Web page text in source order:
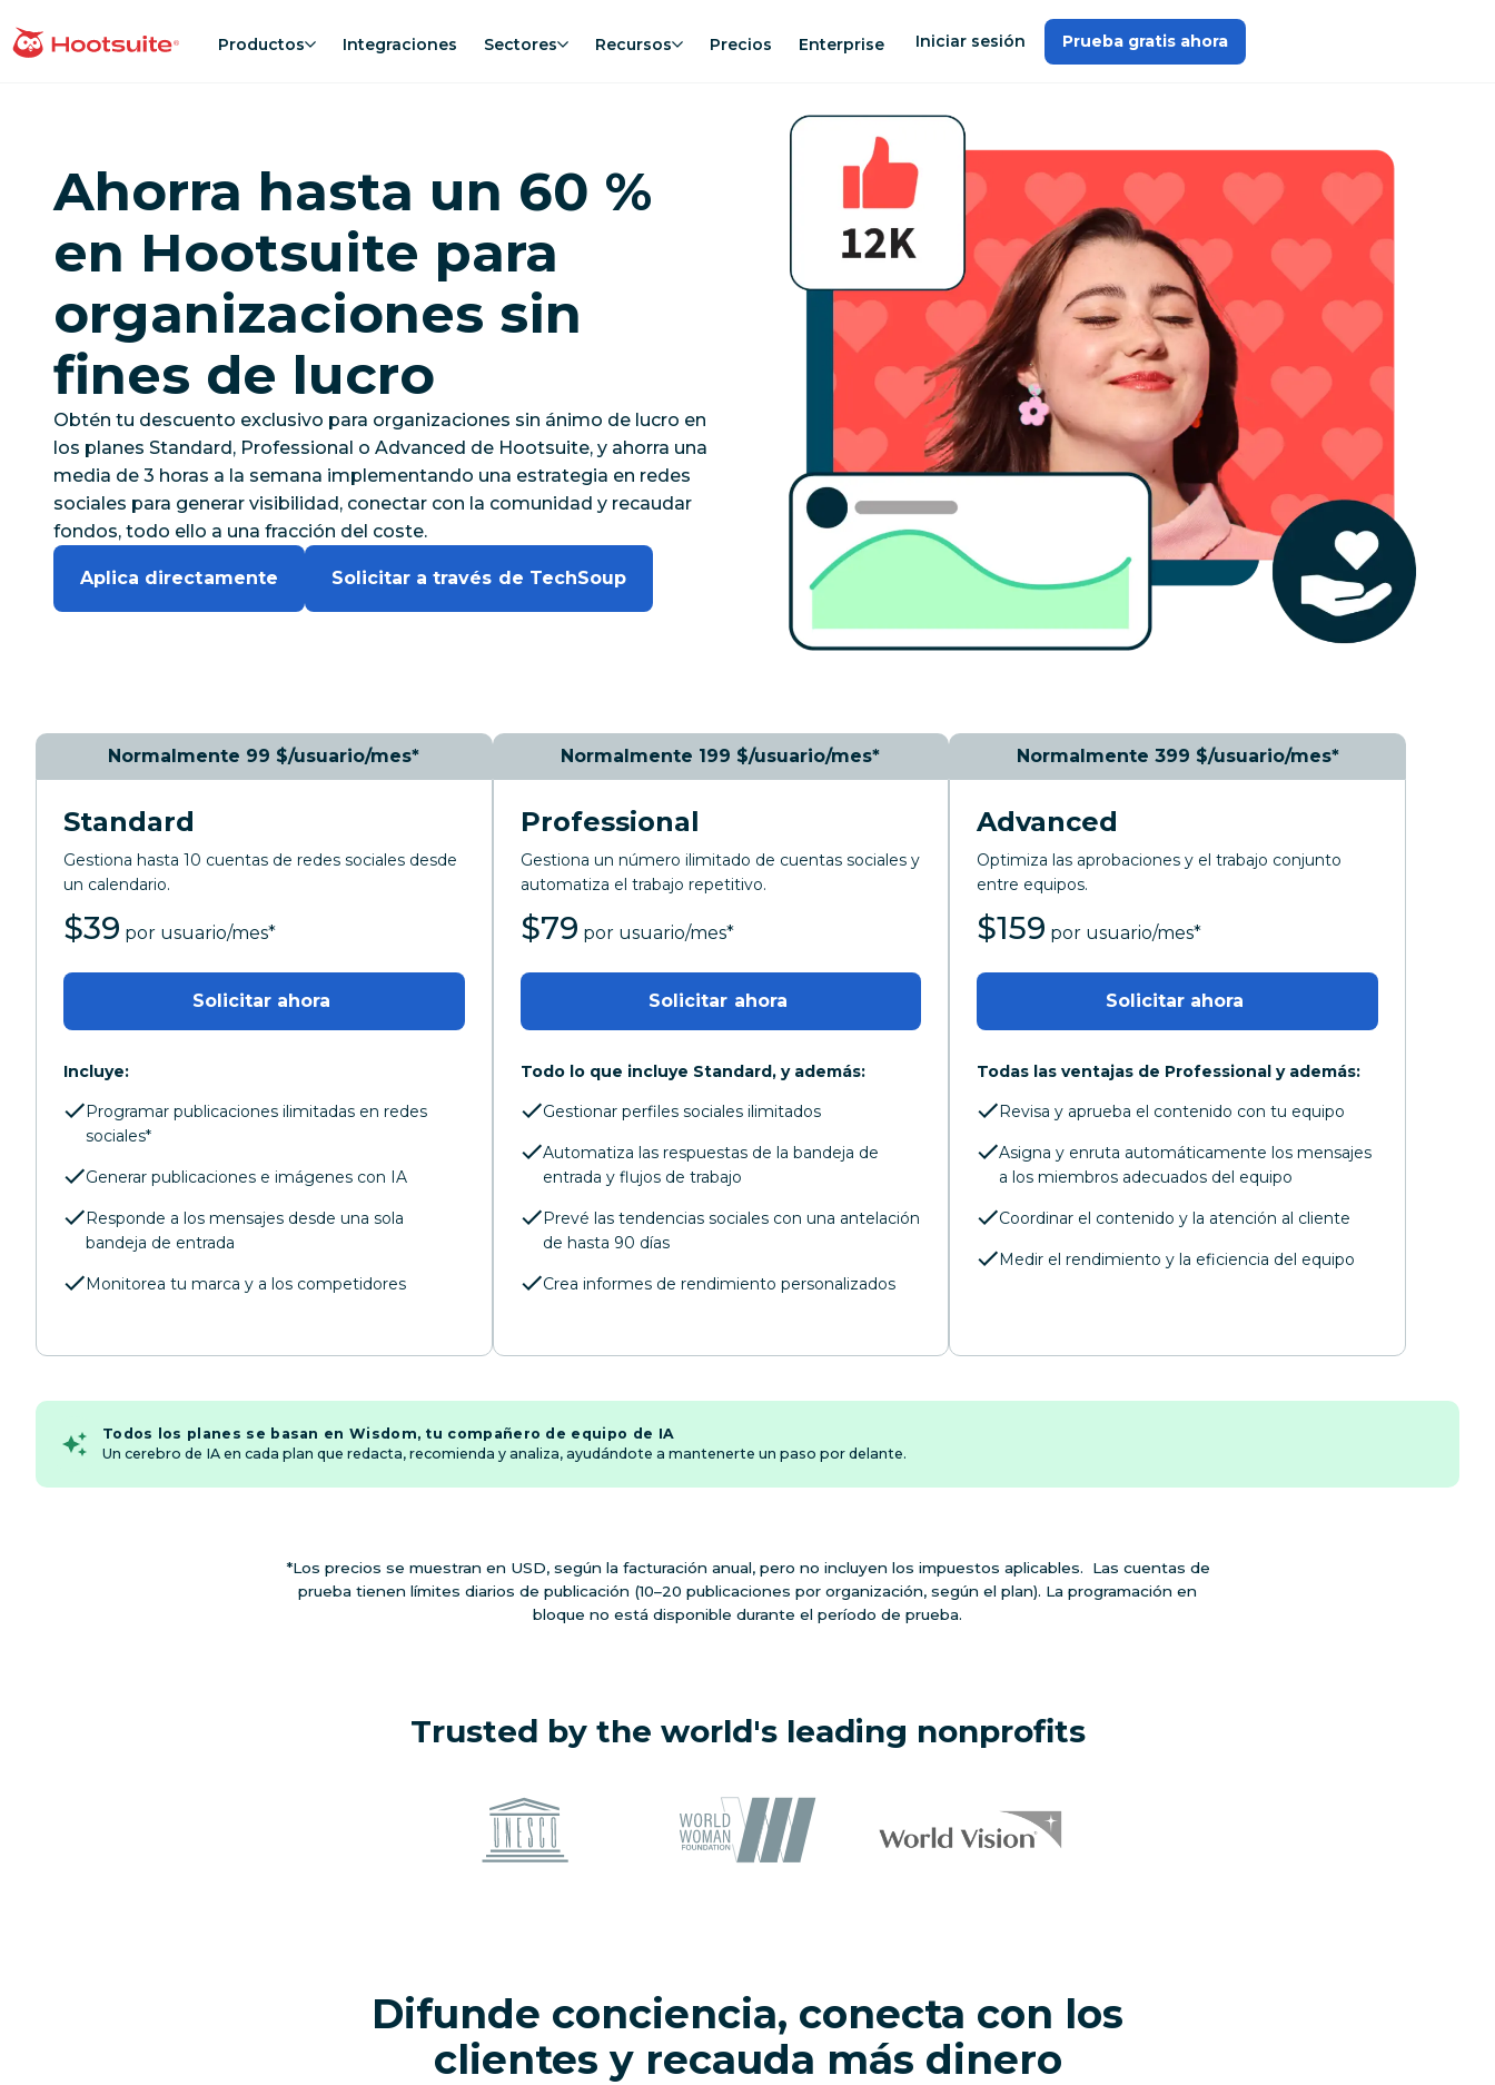
al
Página principal Productos Integraciones Sectores Recursos Precios Enterprise Iniciar sesión Prueba gratis ahora
Ahorra hasta un 60 %
en Hootsuite para
organizaciones sin
fines de lucro
Obtén tu descuento exclusivo para organizaciones sin ánimo de lucro en
los planes Standard, Professional o Advanced de Hootsuite, y ahorra una
media de 3 horas a la semana implementando una estrategia en redes
sociales para generar visibilidad, conectar con la comunidad y recaudar
fondos, todo ello a una fracción del coste.
Aplica directamente Solicitar a través de TechSoup
Normalmente 99 $/usuario/mes*
Standard
Gestiona hasta 10 cuentas de redes sociales desde
un calendario.
$39 al mes
por usuario/mes*
Solicitar ahora
Incluye:
Programar publicaciones ilimitadas en redes
sociales*
Generar publicaciones e imágenes con IA
Responde a los mensajes desde una sola
bandeja de entrada
Monitorea tu marca y a los competidores
Normalmente 199 $/usuario/mes*
Professional
Gestiona un número ilimitado de cuentas sociales y
automatiza el trabajo repetitivo.
$79 al mes
por usuario/mes*
Solicitar ahora
Todo lo que incluye Standard, y además:
Gestionar perfiles sociales ilimitados
Automatiza las respuestas de la bandeja de
entrada y flujos de trabajo
Prevé las tendencias sociales con una antelación
de hasta 90 días
Crea informes de rendimiento personalizados
Normalmente 399 $/usuario/mes*
Advanced
Optimiza las aprobaciones y el trabajo conjunto
entre equipos.
$159 al mes
por usuario/mes*
Solicitar ahora
Todas las ventajas de Professional y además:
Revisa y aprueba el contenido con tu equipo
Asigna y enruta automáticamente los mensajes
a los miembros adecuados del equipo
Coordinar el contenido y la atención al cliente
Medir el rendimiento y la eficiencia del equipo
Todos los planes se basan en Wisdom, tu compañero de equipo de IA
Un cerebro de IA en cada plan que redacta, recomienda y analiza, ayudándote a mantenerte un paso por delante.
*Los precios se muestran en USD, según la facturación anual, pero no incluyen los impuestos aplicables. Las cuentas de
prueba tienen límites diarios de publicación (10–20 publicaciones por organización, según el plan). La programación en
bloque no está disponible durante el período de prueba.
Trusted by the world's leading nonprofits
Difunde conciencia, conecta con los
clientes y recauda más dinero